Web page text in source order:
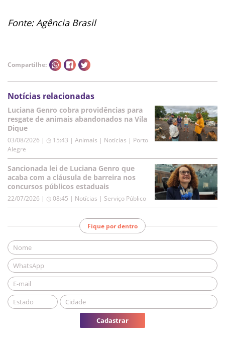
Fonte: Agência Brasil
Compartilhe:
Notícias relacionadas
Luciana Genro cobra providências para
resgate de animais abandonados na Vila
Dique
03/08/2026 | ◷ 15:43 | Animais | Notícias | Porto
Alegre
Sancionada lei de Luciana Genro que
acaba com a cláusula de barreira nos
concursos públicos estaduais
22/07/2026 | ◷ 08:45 | Notícias | Serviço Público
Fique por dentro
Cadastrar